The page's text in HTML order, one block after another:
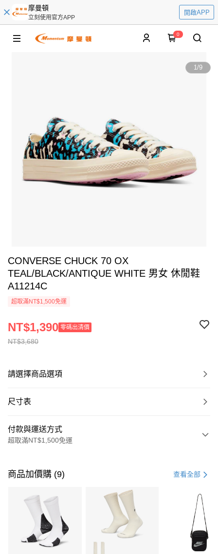
摩曼頓
立刻使用官方APP
開啟APP
0
1/9
CONVERSE CHUCK 70 OX
TEAL/BLACK/ANTIQUE WHITE 男女 休閒鞋
A11214C
超取滿NT$1,500免運
NT$3,680
NT$1,390 零碼出清價
請選擇商品選項
尺寸表
付款與運送方式
超取滿NT$1,500免運
信用卡一次付款
3 期 0 利率 每期 21家銀行
合作金庫商業銀行
第一商業銀行
華南商業銀行
彰化商業銀行
上海商業儲蓄銀行
Apple Pay
商品加價購 (9) 查看全部